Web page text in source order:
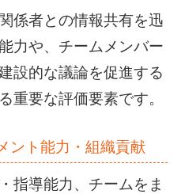
係者との情報共有を迅
力や、チームメンバー
設的な議論を促進する
重要な評価要素です。
ント能力・組織貢献
指導能力、チームをま